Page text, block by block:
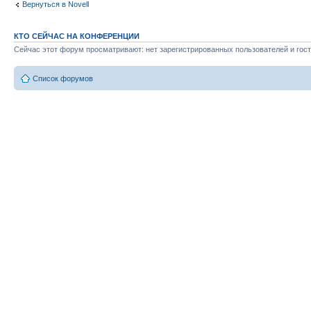
Вернуться в Novell
КТО СЕЙЧАС НА КОНФЕРЕНЦИИ
Сейчас этот форум просматривают: нет зарегистрированных пользователей и
Список форумов